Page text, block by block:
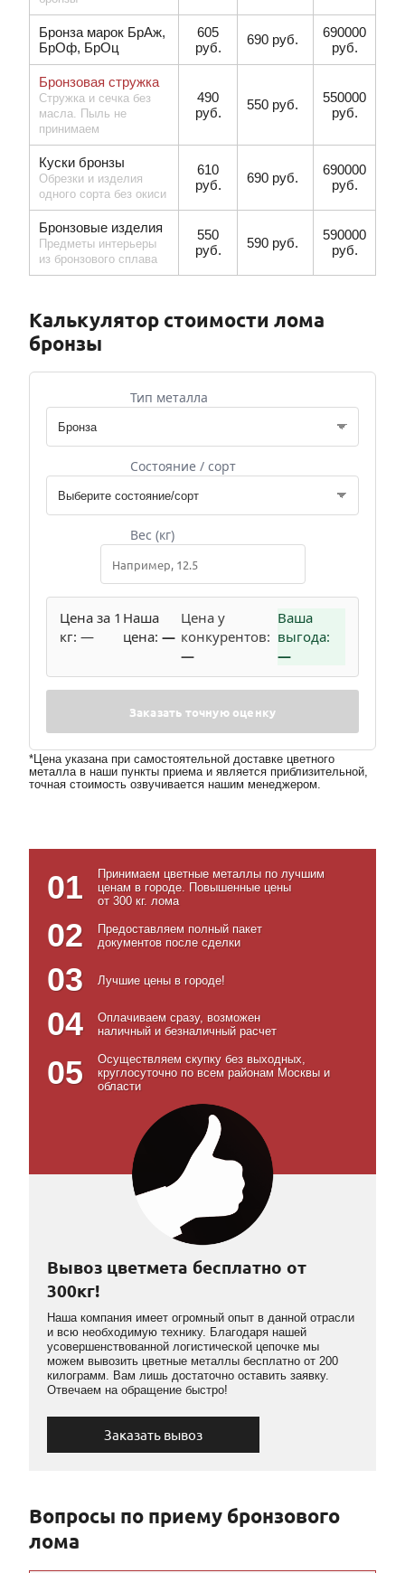
Бронза марок БрАж,
БрОф, БрОц
605
руб.
690 руб.
690000
руб.
Бронзовая стружка
Стружка и сечка без
масла. Пыль не
принимаем
490
руб.
550 руб.
550000
руб.
Куски бронзы
Обрезки и изделия
одного сорта без окиси
610
руб.
690 руб.
690000
руб.
Бронзовые изделия
Предметы интерьеры
из бронзового сплава
550
руб.
590 руб.
590000
руб.
Калькулятор стоимости лома
бронзы
Тип металла
Состояние / сорт
Вес (кг)
Цена за 1
кг: —
Наша
цена: —
Цена у
конкурентов:
—
Ваша
выгода:
—
Заказать точную оценку
*Цена указана при самостоятельной доставке цветного
металла в наши пункты приема и является приблизительной,
точная стоимость озвучивается нашим менеджером.
01
Принимаем цветные металлы по лучшим
ценам в городе. Повышенные цены
от 300 кг. лома
02
Предоставляем полный пакет
документов после сделки
03 Лучшие цены в городе!
04
Оплачиваем сразу, возможен
наличный и безналичный расчет
05
Осуществляем скупку без выходных,
круглосуточно по всем районам Москвы и
области
Вывоз цветмета бесплатно от
300кг!
Наша компания имеет огромный опыт в данной отрасли
и всю необходимую технику. Благодаря нашей
усовершенствованной логистической цепочке мы
можем вывозить цветные металлы бесплатно от 200
килограмм. Вам лишь достаточно оставить заявку.
Отвечаем на обращение быстро!
Заказать вывоз
Вопросы по приему бронзового
лома